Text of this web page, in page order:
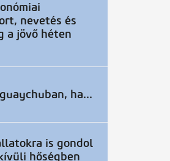
nevetés és
a jövő héten
ha...
is gondol
hőségben